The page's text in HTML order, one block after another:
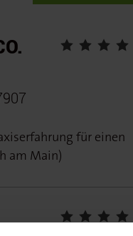
für einen
am Main)